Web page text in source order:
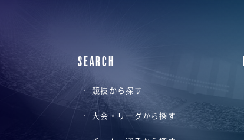
SEARCH
競技から探す
大会・リーグから探す